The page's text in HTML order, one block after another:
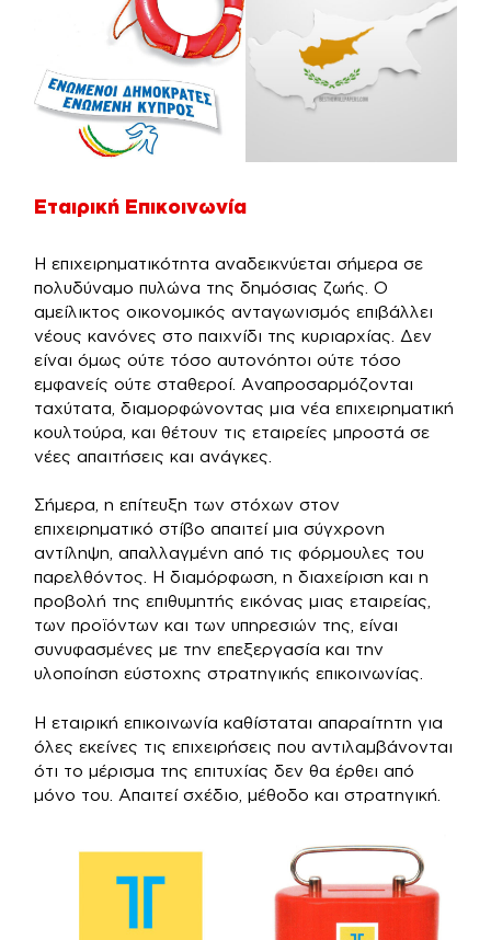
Εταιρική Επικοινωνία
Η επιχειρηματικότητα αναδεικνύεται σήμερα σε
πολυδύναμο πυλώνα της δημόσιας ζωής. Ο
αμείλικτος οικονομικός ανταγωνισμός επιβάλλει
νέους κανόνες στο παιχνίδι της κυριαρχίας. Δεν
είναι όμως ούτε τόσο αυτονόητοι ούτε τόσο
εμφανείς ούτε σταθεροί. Αναπροσαρμόζονται
ταχύτατα, διαμορφώνοντας μια νέα επιχειρηματική
κουλτούρα, και θέτουν τις εταιρείες μπροστά σε
νέες απαιτήσεις και ανάγκες.
Σήμερα, η επίτευξη των στόχων στον
επιχειρηματικό στίβο απαιτεί μια σύγχρονη
αντίληψη, απαλλαγμένη από τις φόρμουλες του
παρελθόντος. Η διαμόρφωση, η διαχείριση και η
προβολή της επιθυμητής εικόνας μιας εταιρείας,
των προϊόντων και των υπηρεσιών της, είναι
συνυφασμένες με την επεξεργασία και την
υλοποίηση εύστοχης στρατηγικής επικοινωνίας.
Η εταιρική επικοινωνία καθίσταται απαραίτητη για
όλες εκείνες τις επιχειρήσεις που αντιλαμβάνονται
ότι το μέρισμα της επιτυχίας δεν θα έρθει από
μόνο του. Απαιτεί σχέδιο, μέθοδο και στρατηγική.